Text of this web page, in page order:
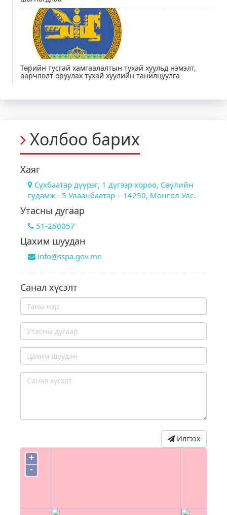
Төрийн тусгай хамгаалалтын тухай хуульд нэмэлт,
өөрчлөлт оруулах тухай хуулийн танилцуулга
Холбоо барих
Хаяг
Сүхбаатар дүүрэг, 1 дүгээр хороо, Сөүлийн
гудамж - 5 Улаанбаатар – 14250, Монгол Улс.
Утасны дугаар
51-260057
Цахим шуудан
info@sspa.gov.mn
Санал хүсэлт
Илгээх
+
-